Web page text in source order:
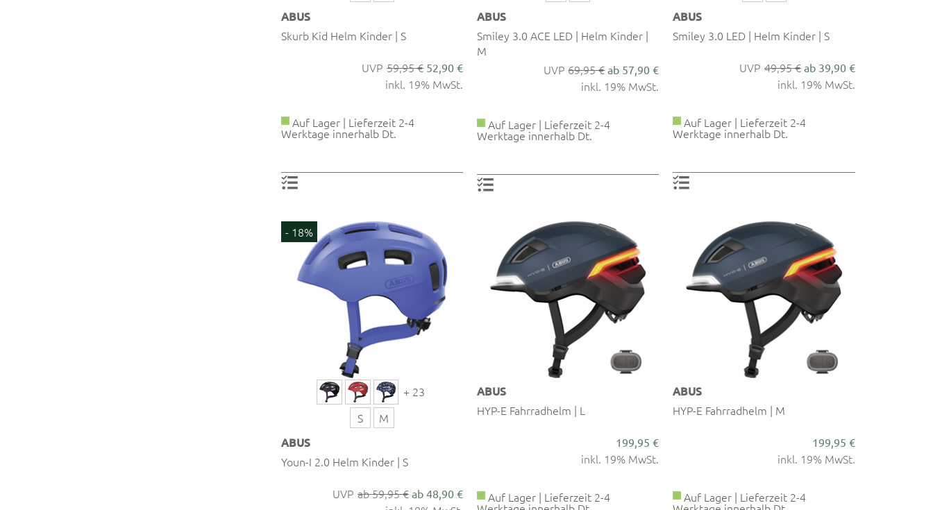
ABUS
Skurb Kid Helm Kinder | S
59,95 € 52,90 €
inkl. 19% MwSt.
Auf Lager | Lieferzeit 2-4
Werktage innerhalb Dt.
ABUS
Smiley 3.0 ACE LED | Helm Kinder |
M
69,95 € ab 57,90 €
inkl. 19% MwSt.
Auf Lager | Lieferzeit 2-4
Werktage innerhalb Dt.
ABUS
Smiley 3.0 LED | Helm Kinder | S
49,95 € ab 39,90 €
inkl. 19% MwSt.
Auf Lager | Lieferzeit 2-4
Werktage innerhalb Dt.
- 18%
+ 23
S
M
ABUS
Youn-I 2.0 Helm Kinder | S
ab 59,95 € ab 48,90 €
ABUS
HYP-E Fahrradhelm | L
199,95 €
inkl. 19% MwSt.
Auf Lager | Lieferzeit 2-4
ABUS
HYP-E Fahrradhelm | M
199,95 €
inkl. 19% MwSt.
Auf Lager | Lieferzeit 2-4